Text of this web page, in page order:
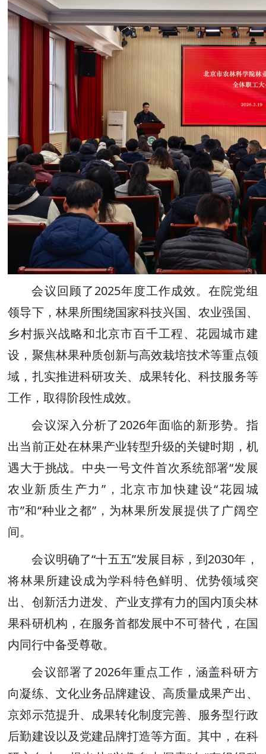
会议回顾了2025年度工作成效。在院党组
领导下，林果所围绕国家科技兴国、农业强国、
乡村振兴战略和北京市百千工程、花园城市建
设，聚焦林果种质创新与高效栽培技术等重点领
域，扎实推进科研攻关、成果转化、科技服务等
工作，取得阶段性成效。
会议深入分析了2026年面临的新形势。指
出当前正处在林果产业转型升级的关键时期，机
遇大于挑战。中央一号文件首次系统部署“发展
农业新质生产力”，北京市加快建设“花园城
市”和“种业之都”，为林果所发展提供了广阔空
间。
会议明确了“十五五”发展目标，到2030年，
将林果所建设成为学科特色鲜明、优势领域突
出、创新活力迸发、产业支撑有力的国内顶尖林
果科研机构，在服务首都发展中不可替代，在国
内同行中备受尊敬。
会议部署了2026年重点工作，涵盖科研方
向凝练、文化业务品牌建设、高质量成果产出、
京郊示范提升、成果转化制度完善、服务型行政
后勤建设以及党建品牌打造等方面。其中，在科